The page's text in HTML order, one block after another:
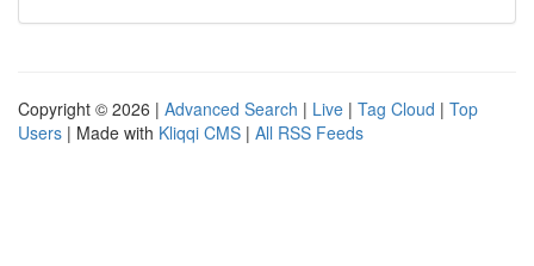
Copyright © 2026 | Advanced Search | Live | Tag Cloud | Top
Users | Made with Kliqqi CMS | All RSS Feeds